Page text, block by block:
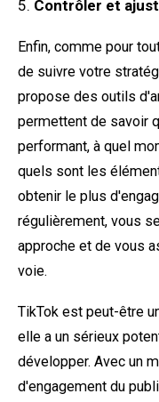
Contrôler et
Enfin, comme pour
de suivre votre
propose des outils
permettent de savoir
performant, à quel
quels sont les
obtenir le plus
régulièrement, vous
approche et de vous
voie.
TikTok est peut-être
elle a un sérieux
développer. Avec un
d'engagement du